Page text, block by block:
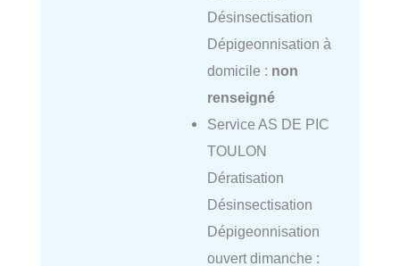
Désinsectisation
Dépigeonnisation à
domicile : non
renseigné
Service AS DE PIC
TOULON
Dératisation
Désinsectisation
Dépigeonnisation
ouvert dimanche :